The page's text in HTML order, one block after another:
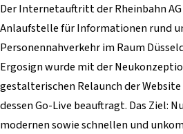
Der Internetauftritt der Rheinbahn
Anlaufstelle für Informationen rund
Personennahverkehr im Raum
Ergosign wurde mit der
gestalterischen Relaunch der Website
dessen Go-Live beauftragt. Das Ziel:
modernen sowie schnellen und